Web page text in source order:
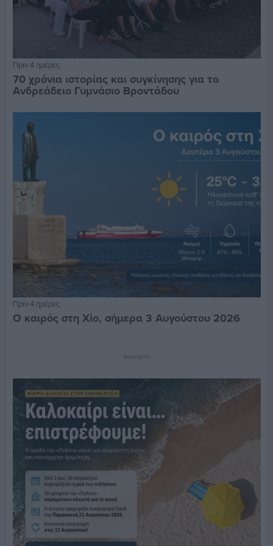
Πριν 4 ημέρες
70 χρόνια ιστορίας και συγκίνησης για το
Ανδρεάδειο Γυμνάσιο Βροντάδου
Πριν 4 ημέρες
Ο καιρός στη Χίο, σήμερα 3 Αυγούστου 2026
Διαφήμιση